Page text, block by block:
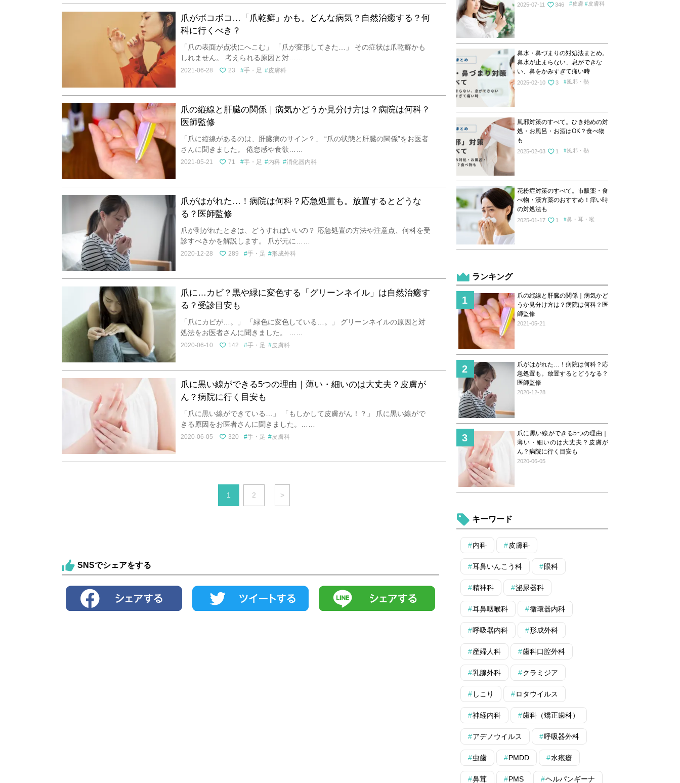
爪がボコボコ…「爪乾癬」かも。どんな病気？自然治癒する？何
科に行くべき？
「爪の表面が点状にへこむ」 「爪が変形してきた…」 その症状は爪乾癬かも
しれません。 考えられる原因と対……
2021-06-28 23 手・足 皮膚科
爪の縦線と肝臓の関係｜病気かどうか見分け方は？病院は何科？
医師監修
「爪に縦線があるのは、肝臓病のサイン？」 “爪の状態と肝臓の関係”をお医者
さんに聞きました。 倦怠感や食欲……
2021-05-21 71 手・足 内科 消化器内科
爪がはがれた…！病院は何科？応急処置も。放置するとどうな
る？医師監修
爪が剥がれたときは、どうすればいいの？ 応急処置の方法や注意点、何科を受
診すべきかを解説します。 爪が元に……
2020-12-28 289 手・足 形成外科
爪に…カビ？黒や緑に変色する「グリーンネイル」は自然治癒す
る？受診目安も
「爪にカビが…。」 「緑色に変色している…。」 グリーンネイルの原因と対
処法をお医者さんに聞きました。 ……
2020-06-10 142 手・足 皮膚科
爪に黒い線ができる5つの理由｜薄い・細いのは大丈夫？皮膚が
ん？病院に行く目安も
「爪に黒い線ができている…」 「もしかして皮膚がん！？」 爪に黒い線がで
きる原因をお医者さんに聞きました。……
2020-06-05 320 手・足 皮膚科
1 2 >
SNSでシェアをする
2025-07-11 346 皮膚 皮膚科
鼻水・鼻づまりの対処法まとめ。
鼻水が止まらない、息ができな
い、鼻をかみすぎて痛い時
2025-02-10 3 風邪・熱
風邪対策のすべて。ひき始めの対
処・お風呂・お酒はOK？食べ物
も
2025-02-03 1 風邪・熱
花粉症対策のすべて。市販薬・食
べ物・漢方薬のおすすめ！痒い時
の対処法も
2025-01-17 1 鼻・耳・喉
ランキング
爪の縦線と肝臓の関係｜病気かど
うか見分け方は？病院は何科？医
師監修
2021-05-21
爪がはがれた…！病院は何科？応
急処置も。放置するとどうなる？
医師監修
2020-12-28
爪に黒い線ができる5つの理由｜
薄い・細いのは大丈夫？皮膚が
ん？病院に行く目安も
2020-06-05
キーワード
内科 皮膚科
耳鼻いんこう科 眼科
精神科 泌尿器科
耳鼻咽喉科 循環器内科
呼吸器内科 形成外科
産婦人科 歯科口腔外科
乳腺外科 クラミジア
しこり ロタウイルス
神経内科 歯科（矯正歯科）
アデノウイルス 呼吸器外科
虫歯 PMDD 水疱瘡
鼻茸 PMS ヘルパンギーナ